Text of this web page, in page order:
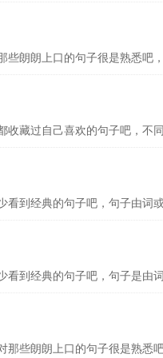
些朗朗上口的句子很是熟悉吧
收藏过自己喜欢的句子吧，不
看到经典的句子吧，句子由词
看到经典的句子吧，句子是由
那些朗朗上口的句子很是熟悉